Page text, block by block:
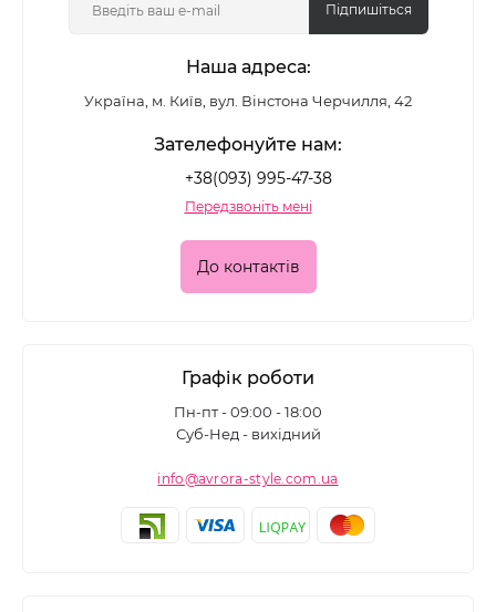
Підпишіться
Наша адреса:
Україна, м. Київ, вул. Вінстона Черчилля, 42
Зателефонуйте нам:
+38(093) 995-47-38
Передзвоніть мені
До контактів
Графік роботи
Пн-пт - 09:00 - 18:00
Суб-Нед - вихідний
info@avrora-style.com.ua